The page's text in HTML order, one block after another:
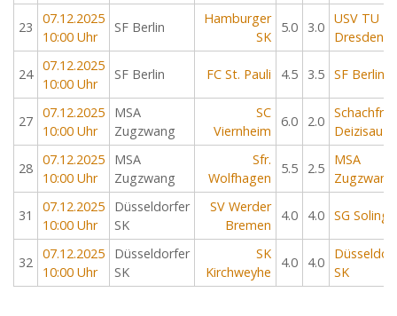
23
07.12.2025
10:00 Uhr
SF Berlin
Hamburger
SK
5.0 3.0
USV TU
Dresden
24
07.12.2025
10:00 Uhr
SF Berlin FC St. Pauli 4.5 3.5 SF Berlin
27
07.12.2025
10:00 Uhr
MSA
Zugzwang
SC
Viernheim
6.0 2.0
Deizisau
28
07.12.2025
10:00 Uhr
MSA
Zugzwang
Sfr.
Wolfhagen
5.5 2.5
MSA
Zugzwang
31
07.12.2025
10:00 Uhr
Düsseldorfer
SK
SV Werder
Bremen
4.0 4.0 SG
32
07.12.2025
10:00 Uhr
Düsseldorfer
SK
SK
Kirchweyhe
4.0 4.0
SK